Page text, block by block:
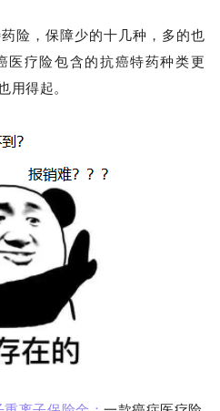
险，保障少的十几种，多的也
医疗险包含的抗癌特药种类更
用得起。